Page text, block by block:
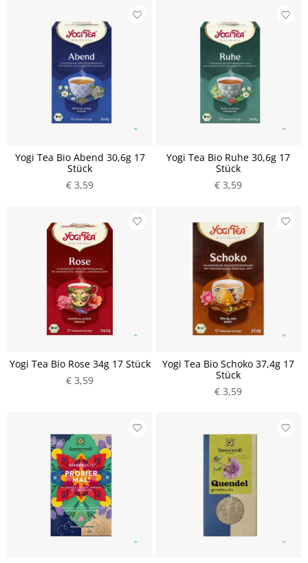
Yogi Tea Bio Abend 30,6g 17
Stück
€ 3,59
Yogi Tea Bio Ruhe 30,6g 17
Stück
€ 3,59
Yogi Tea Bio Rose 34g 17 Stück
€ 3,59
Yogi Tea Bio Schoko 37,4g 17
Stück
€ 3,59